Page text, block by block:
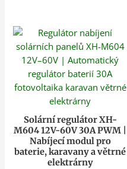
Solární regulátor XH-
M604 12V-60V 30A PWM |
Nabíjecí modul pro
baterie, karavany a větrné
elektrárny